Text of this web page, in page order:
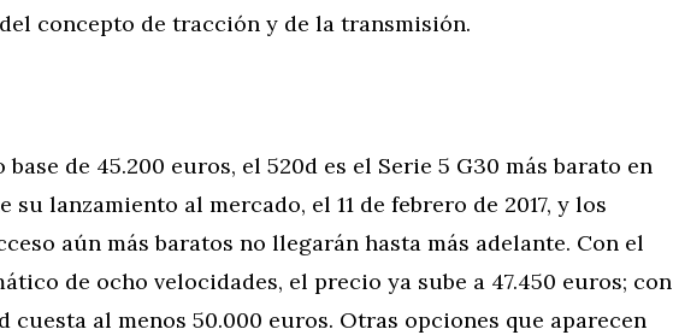
concepto de tracción y de la transmisión.
de 45.200 euros, el 520d es el Serie 5 G30 más barato en
su lanzamiento al mercado, el 11 de febrero de 2017, y los
aún más baratos no llegarán hasta más adelante. Con el
de ocho velocidades, el precio ya sube a 47.450 euros; con
cuesta al menos 50.000 euros. Otras opciones que aparecen